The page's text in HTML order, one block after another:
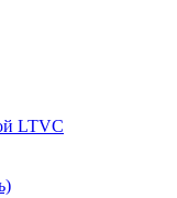
LTVC